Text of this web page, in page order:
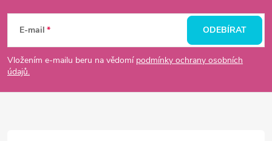
p
a
E-mail
Vložením e-mailu beru na vědomí podmínky ochrany osobních
údajů.
ODEBÍRAT